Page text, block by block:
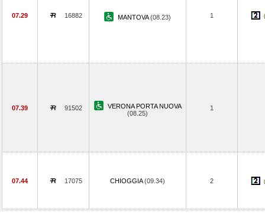
07.29 16882 MANTOVA(08.23) 1
07.39 91502
VERONA PORTA NUOVA
(08.25)
1
07.44 17075 CHIOGGIA(09.34) 2